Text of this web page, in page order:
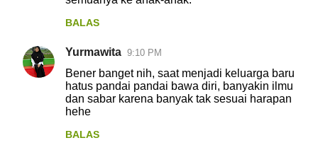
BALAS
Yurmawita 9:10 PM
Bener banget nih, saat menjadi keluarga baru
hatus pandai pandai bawa diri, banyakin ilmu
dan sabar karena banyak tak sesuai harapan
hehe
BALAS